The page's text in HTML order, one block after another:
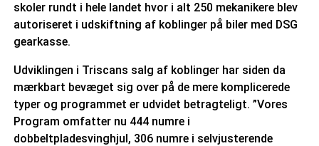
skoler rundt i hele landet hvor i alt 250 mekanikere blev
autoriseret i udskiftning af koblinger på biler med DSG
gearkasse.
Udviklingen i Triscans salg af koblinger har siden da
mærkbart bevæget sig over på de mere komplicerede
typer og programmet er udvidet betragteligt. ”Vores
Program omfatter nu 444 numre i
dobbeltpladesvinghjul, 306 numre i selvjusterende